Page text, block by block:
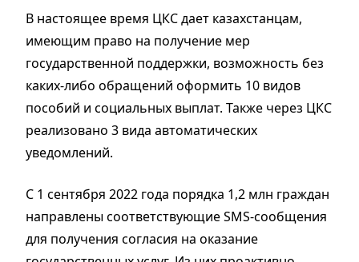
В настоящее время ЦКС дает казахстанцам,
имеющим право на получение мер
государственной поддержки, возможность без
каких-либо обращений оформить 10 видов
пособий и социальных выплат. Также через ЦКС
реализовано 3 вида автоматических
уведомлений.
С 1 сентября 2022 года порядка 1,2 млн граждан
направлены соответствующие SMS-сообщения
для получения согласия на оказание